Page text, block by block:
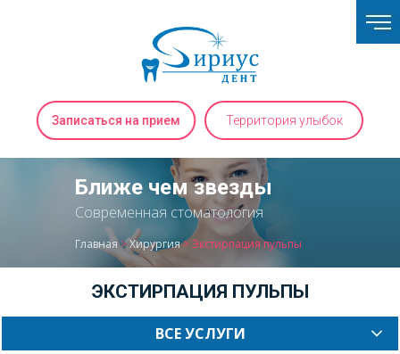
Записаться на прием Территория улыбок
Ближе чем звезды
Современная стоматология
Главная>Хирургия>Экстирпация пульпы
ЭКСТИРПАЦИЯ ПУЛЬПЫ
ВСЕ УСЛУГИ